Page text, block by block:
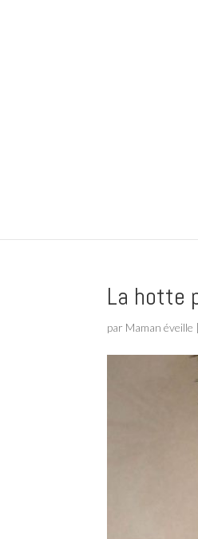
La hotte
par Maman éveille |